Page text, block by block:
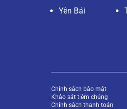
Yên Bái
Chính sách bảo mật
Khảo sát tiêm chủng
Chính sách thanh toán